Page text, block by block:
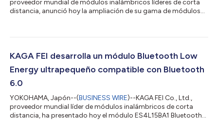
proveedor mundial de módulos inalámbricos líderes de corta
distancia, anunció hoy la ampliación de su gama de módulos
distintas capacidades de memoria y complementan el modelo
son compatibles con Bluetooth 6. Estos módulos aprovechan
KAGA FEI desarrolla un módulo Bluetooth Low
Energy ultrapequeño compatible con Bluetooth
6.0
YOKOHAMA, Japón--(BUSINESS WIRE)--KAGA FEI Co., Ltd.,
proveedor mundial líder de módulos inalámbricos de corta
distancia, ha presentado hoy el módulo ES4L15BA1 Bluetooth